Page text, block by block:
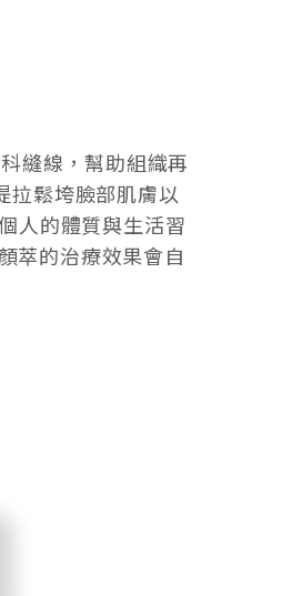
縫線，幫助組織再
拉鬆垮臉部肌膚以
人的體質與生活習
萃的治療效果會自